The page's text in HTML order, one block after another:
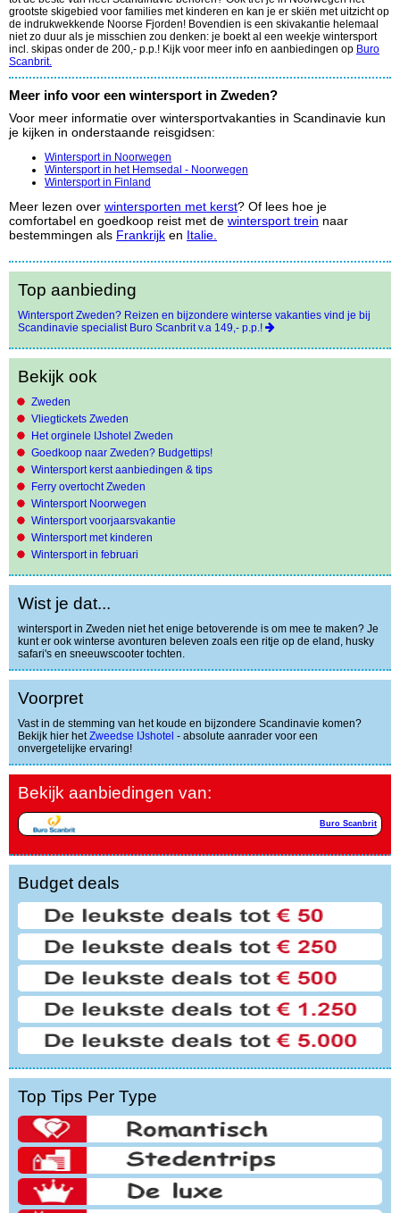
Top aanbieding
Wintersport Zweden? Reizen en bijzondere winterse vakanties vind je bij
Scandinavie specialist Buro Scanbrit v.a 149,- p.p.!
Bekijk ook
Zweden
Vliegtickets Zweden
Het orginele IJshotel Zweden
Goedkoop naar Zweden? Budgettips!
Wintersport kerst aanbiedingen & tips
Ferry overtocht Zweden
Wintersport Noorwegen
Wintersport voorjaarsvakantie
Wintersport met kinderen
Wintersport in februari
Wist je dat...
wintersport in Zweden niet het enige betoverende is om mee te maken? Je
kunt er ook winterse avonturen beleven zoals een ritje op de eland, husky
safari's en sneeuwscooter tochten.
Voorpret
Vast in de stemming van het koude en bijzondere Scandinavie komen?
Bekijk hier hetZweedse IJshotel - absolute aanrader voor een
onvergetelijke ervaring!
grootste skigebied voor families met kinderen en kan je er skiën met uitzicht op
de indrukwekkende Noorse Fjorden! Bovendien is een skivakantie helemaal
niet zo duur als je misschien zou denken: je boekt al een weekje wintersport
incl. skipas onder de 200,- p.p.! Kijk voor meer info en aanbiedingen op Buro
Scanbrit.
Meer info voor een wintersport in Zweden?
Voor meer informatie over wintersportvakanties in Scandinavie kun
je kijken in onderstaande reisgidsen:
Wintersport in Noorwegen
Wintersport in het Hemsedal - Noorwegen
Wintersport in Finland
Meer lezen over wintersporten met kerst? Of lees hoe je
comfortabel en goedkoop reist met de wintersport trein naar
bestemmingen als Frankrijk en Italie.
Bekijk aanbiedingen van:
Buro Scanbrit
Budget deals
Top Tips Per Type